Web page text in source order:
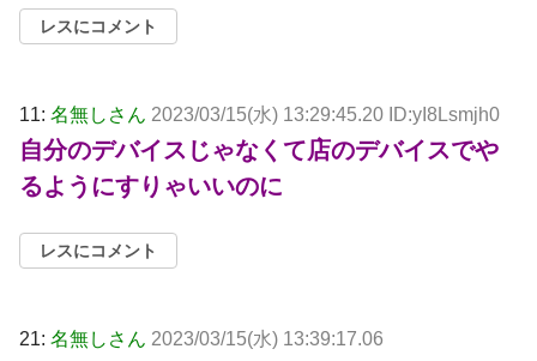
レスにコメント
11: 名無しさん 2023/03/15(水) 13:29:45.20 ID:yI8Lsmjh0
自分のデバイスじゃなくて店のデバイスでや
るようにすりゃいいのに
レスにコメント
21: 名無しさん 2023/03/15(水) 13:39:17.06